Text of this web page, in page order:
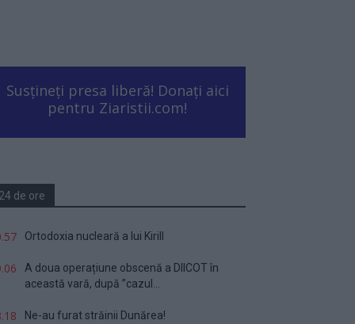
Susțineți presa liberă! Donați aici
pentru Ziaristii.com!
24 de ore
Ortodoxia nucleară a lui Kirill
A doua operațiune obscenă a DIICOT în
această vară, după ”cazul...
Ne-au furat străinii Dunărea!